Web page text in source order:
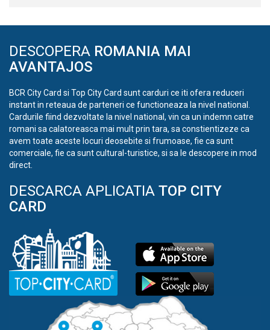
DESCOPERA ROMANIA MAI
AVANTAJOS
BCR City Card si Top City Card sunt carduri ce iti ofera reduceri
instant in reteaua de parteneri ce functioneaza la nivel national.
Cardurile fiind dezvoltate la nivel national, vin ca un indemn catre
romani sa calatoreasca mai mult prin tara, sa constientizeze ca
avem toate aceste locuri deosebite si frumoase, fie ca sunt
comerciale, fie ca sunt cultural-turistice, si sa le descopere in mod
direct.
DESCARCA APLICATIA TOP CITY
CARD